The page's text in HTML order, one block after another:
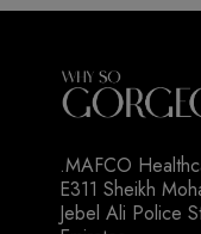
MAFCO
E311 Sheikh
Jebel Ali Police